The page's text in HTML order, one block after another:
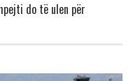
do të ulen për